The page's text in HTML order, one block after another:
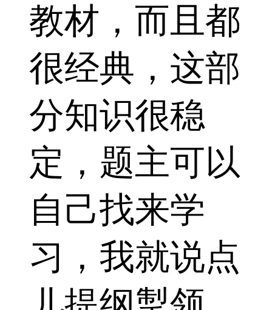
教材，而且都
很经典，这部
分知识很稳
定，题主可以
自己找来学
习，我就说点